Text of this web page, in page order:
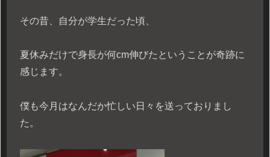
その昔、自分が学生だった頃、
夏休みだけで身長が何cm伸びたということが奇跡に
感じます。
僕も今月はなんだか忙しい日々を送っておりまし
た。